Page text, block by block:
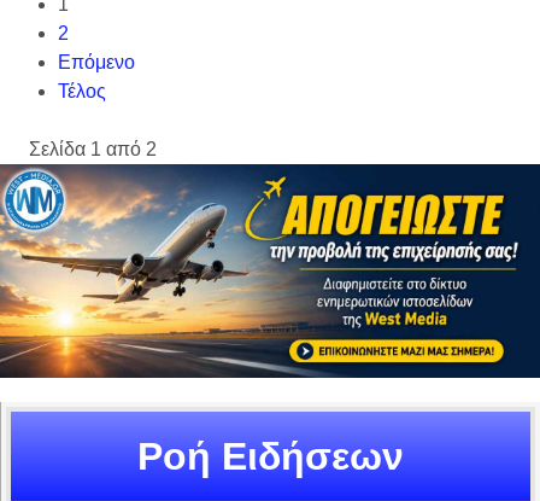
1
2
Επόμενο
Τέλος
Σελίδα 1 από 2
Ροή Ειδήσεων